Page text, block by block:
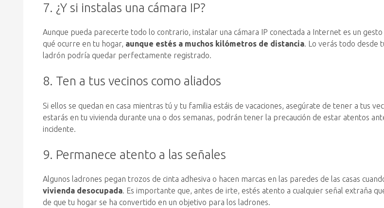
7. ¿Y si instalas una cámara IP?
Aunque pueda parecerte todo lo contrario, instalar una cámara IP conectada a Internet es un
qué ocurre en tu hogar, aunque estés a muchos kilómetros de distancia. Lo verás todo desde
ladrón podría quedar perfectamente registrado.
8. Ten a tus vecinos como aliados
Si ellos se quedan en casa mientras tú y tu familia estáis de vacaciones, asegúrate de tener a tus
estarás en tu vivienda durante una o dos semanas, podrán tener la precaución de estar atentos
incidente.
9. Permanece atento a las señales
Algunos ladrones pegan trozos de cinta adhesiva o hacen marcas en las paredes de las casas
vivienda desocupada. Es importante que, antes de irte, estés atento a cualquier señal extraña
de que tu hogar se ha convertido en un objetivo para los ladrones.